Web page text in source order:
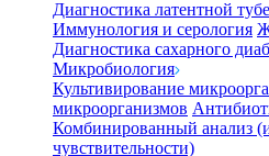
Диагностика латентной
Иммунология и серология
Диагностика сахарного
Микробиология
Культивирование
микроорганизмов
Комбинированный анализ
чувствительности)